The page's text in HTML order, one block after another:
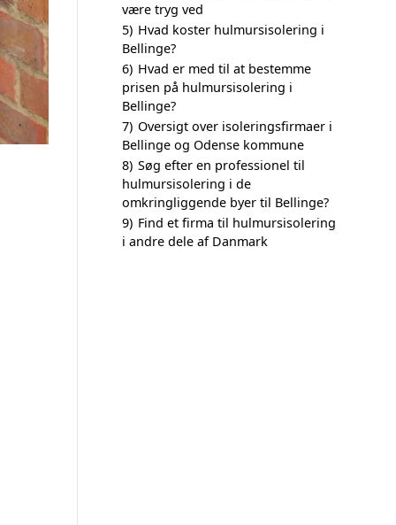
være tryg ved
5) Hvad koster hulmursisolering i
Bellinge?
6) Hvad er med til at bestemme
prisen på hulmursisolering i
Bellinge?
7) Oversigt over isoleringsfirmaer i
Bellinge og Odense kommune
8) Søg efter en professionel til
hulmursisolering i de
omkringliggende byer til Bellinge?
9) Find et firma til hulmursisolering
i andre dele af Danmark